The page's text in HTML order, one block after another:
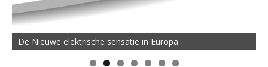
De Nieuwe elektrische sensatie in Europa